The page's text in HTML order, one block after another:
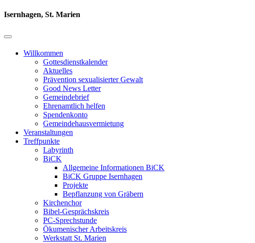
Isernhagen, St. Marien
Willkommen
Gottesdienstkalender
Aktuelles
Prävention sexualisierter Gewalt
Good News Letter
Gemeindebrief
Ehrenamtlich helfen
Spendenkonto
Gemeindehausvermietung
Veranstaltungen
Treffpunkte
Labyrinth
BiCK
Allgemeine Informationen BiCK
BiCK Gruppe Isernhagen
Projekte
Bepflanzung von Gräbern
Kirchenchor
Bibel-Gesprächskreis
PC-Sprechstunde
Ökumenischer Arbeitskreis
Werkstatt St. Marien